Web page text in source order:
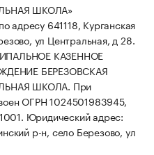
ШКОЛА»
адресу 641118, Курганская
ул Центральная, д 28.
КАЗЕННОЕ
БЕРЕЗОВСКАЯ
ШКОЛА. При
ОГРН 1024501983945,
Юридический адрес:
р-н, село Березово, ул